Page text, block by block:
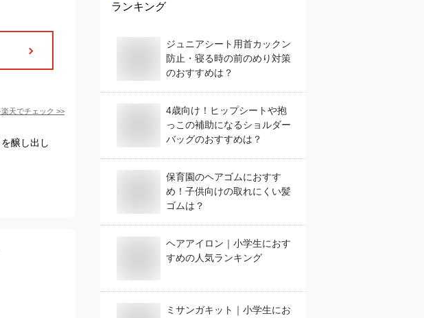
楽天でチェック >>
醸し出し
ランキング
ジュニアシート用首カックン
防止・寝る時の前のめり対策
のおすすめは？
4歳向け！ヒップシートや抱
っこの補助になるショルダー
バッグのおすすめは？
保育園のヘアゴムにおすす
め！子供向けの取れにくい髪
ゴムは？
ヘアアイロン｜小学生におす
すめの人気ランキング
ミサンガキット｜小学生にお